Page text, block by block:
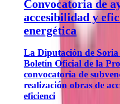
Convocatoria de
accesibilidad y
energética
La Diputación de
Boletín Oficial de la
convocatoria de
realización obras de
eficienci